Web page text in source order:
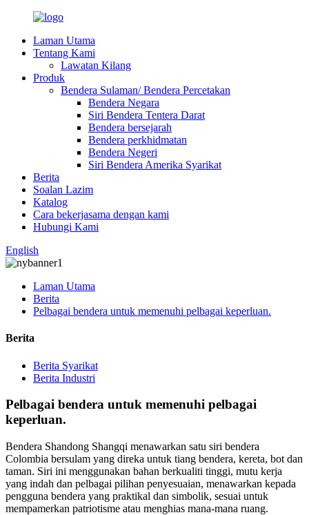
Laman Utama
Tentang Kami
Lawatan Kilang
Produk
Bendera Sulaman/ Bendera Percetakan
Bendera Negara
Siri Bendera Tentera Darat
Bendera bersejarah
Bendera perkhidmatan
Bendera Negeri
Siri Bendera Amerika Syarikat
Berita
Soalan Lazim
Katalog
Cara bekerjasama dengan kami
Hubungi Kami
English
Laman Utama
Berita
Pelbagai bendera untuk memenuhi pelbagai keperluan.
Berita
Berita Syarikat
Berita Industri
Pelbagai bendera untuk memenuhi pelbagai
keperluan.
Bendera Shandong Shangqi menawarkan satu siri bendera
Colombia bersulam yang direka untuk tiang bendera, kereta, bot dan
taman. Siri ini menggunakan bahan berkualiti tinggi, mutu kerja
yang indah dan pelbagai pilihan penyesuaian, menawarkan kepada
pengguna bendera yang praktikal dan simbolik, sesuai untuk
mempamerkan patriotisme atau menghias mana-mana ruang.